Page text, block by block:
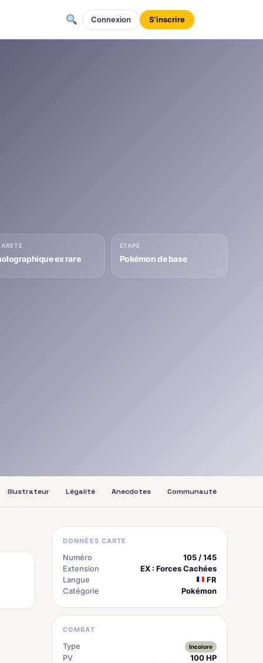
Connexion S'inscrire
ex rare
ÉTAPE
Pokémon de base
Illustrateur Légalité Anecdotes Communauté
DONNÉES CARTE
Numéro
105 / 145
Extension
EX : Forces Cachées
Langue
FR
Catégorie
Pokémon
COMBAT
Type Incolore
PV
100 HP